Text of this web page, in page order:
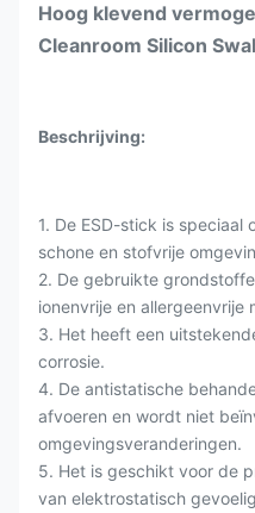
Hoog klevend
Cleanroom Silicon
Beschrijving:
1. De ESD-stick is speciaal
schone en stofvrije
2. De gebruikte
ionenvrije en allergeenvrije
3. Het heeft een
corrosie.
4. De antistatische
afvoeren en wordt niet
omgevingsveranderingen.
5. Het is geschikt voor de
van elektrostatisch